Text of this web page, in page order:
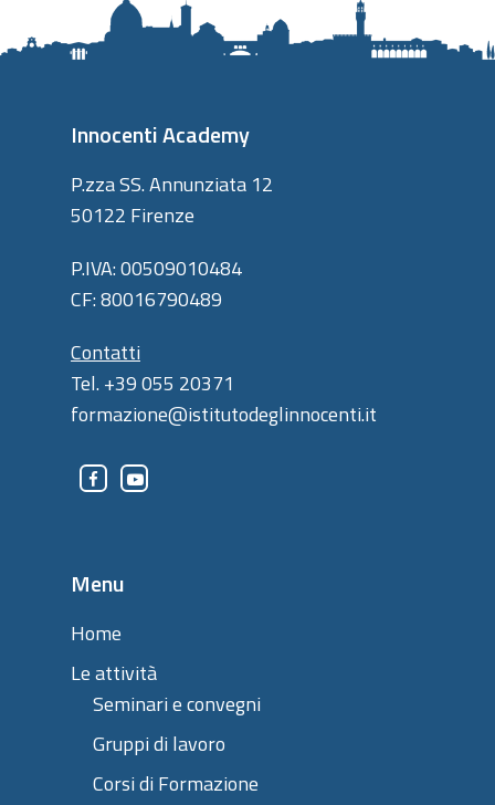
Innocenti Academy
P.zza SS. Annunziata 12
50122 Firenze
P.IVA: 00509010484
CF: 80016790489
Contatti
Tel. +39 055 20371
formazione@istitutodeglinnocenti.it
Menu
Home
Le attività
Seminari e convegni
Gruppi di lavoro
Corsi di Formazione